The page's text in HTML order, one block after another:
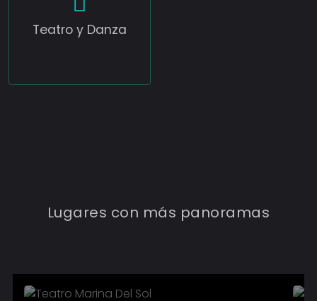
Teatro y Danza
Lugares con más panoramas
3 Eventos